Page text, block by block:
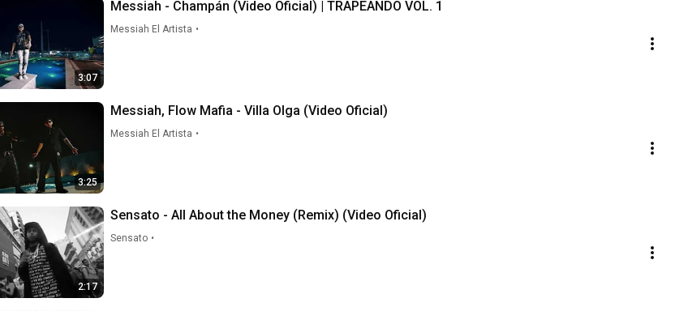
3:07
Messiah - Champán (Video Oficial) | TRAPEANDO VOL. 1
Messiah El Artista •
3:25
Messiah, Flow Mafia - Villa Olga (Video Oficial)
Messiah El Artista •
2:17
Sensato - All About the Money (Remix) (Video Oficial)
Sensato •